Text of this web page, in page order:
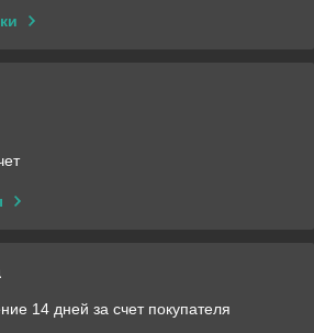
14 дней за счет покупателя